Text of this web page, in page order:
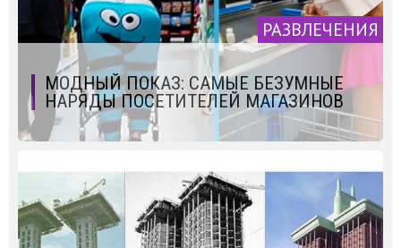
РАЗВЛЕЧЕНИЯ
МОДНЫЙ ПОКАЗ: САМЫЕ БЕЗУМНЫЕ
НАРЯДЫ ПОСЕТИТЕЛЕЙ МАГАЗИНОВ